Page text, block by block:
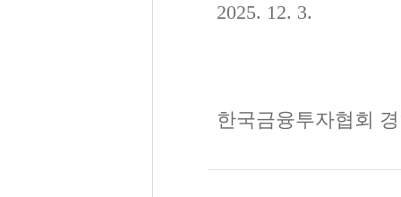
2025. 12. 3.
한국금융투자협회